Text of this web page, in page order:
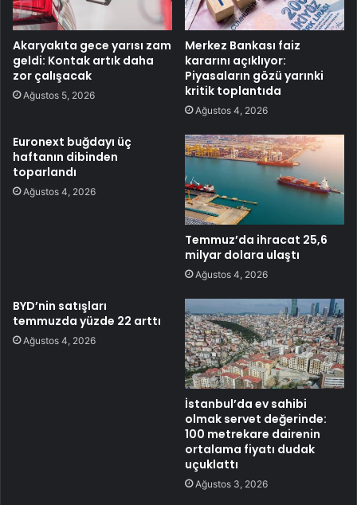
Akaryakıta gece yarısı zam
geldi: Kontak artık daha
zor çalışacak
Ağustos 5, 2026
Merkez Bankası faiz
kararını açıklıyor:
Piyasaların gözü yarınki
kritik toplantıda
Ağustos 4, 2026
Euronext buğdayı üç
haftanın dibinden
toparlandı
Ağustos 4, 2026
Temmuz’da ihracat 25,6
milyar dolara ulaştı
Ağustos 4, 2026
BYD’nin satışları
temmuzda yüzde 22 arttı
Ağustos 4, 2026
İstanbul’da ev sahibi
olmak servet değerinde:
100 metrekare dairenin
ortalama fiyatı dudak
uçuklattı
Ağustos 3, 2026